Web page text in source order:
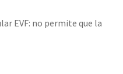
EVF: no permite que la